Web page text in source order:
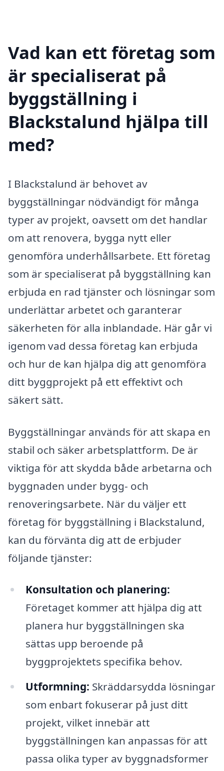
Vad kan ett företag som
är specialiserat på
byggställning i
Blackstalund hjälpa till
med?
I Blackstalund är behovet av
byggställningar nödvändigt för många
typer av projekt, oavsett om det handlar
om att renovera, bygga nytt eller
genomföra underhållsarbete. Ett företag
som är specialiserat på byggställning kan
erbjuda en rad tjänster och lösningar som
underlättar arbetet och garanterar
säkerheten för alla inblandade. Här går vi
igenom vad dessa företag kan erbjuda
och hur de kan hjälpa dig att genomföra
ditt byggprojekt på ett effektivt och
säkert sätt.
Byggställningar används för att skapa en
stabil och säker arbetsplattform. De är
viktiga för att skydda både arbetarna och
byggnaden under bygg- och
renoveringsarbete. När du väljer ett
företag för byggställning i Blackstalund,
kan du förvänta dig att de erbjuder
följande tjänster:
Konsultation och planering:
Företaget kommer att hjälpa dig att
planera hur byggställningen ska
sättas upp beroende på
byggprojektets specifika behov.
Utformning: Skräddarsydda lösningar
som enbart fokuserar på just ditt
projekt, vilket innebär att
byggställningen kan anpassas för att
passa olika typer av byggnadsformer